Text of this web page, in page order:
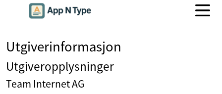
Utgiverinformasjon
Utgiveropplysninger
Team Internet AG